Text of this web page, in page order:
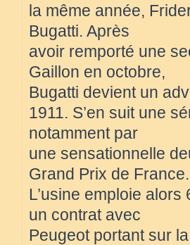
la même année,
Bugatti. Après
avoir remporté une
Gaillon en octobre,
Bugatti devient un
1911. S’en suit une
notamment par
une sensationnelle
Grand Prix de France.
L’usine emploie
un contrat avec
Peugeot portant sur